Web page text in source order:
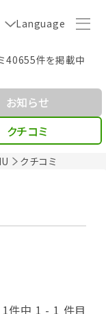
Language
40655件を掲載中
クチコミ
お知らせ
クチコミ
1件中 1 - 1 件目